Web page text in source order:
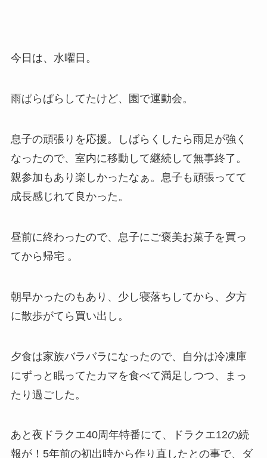
今日は、水曜日。
雨ぱらぱらしてたけど、園で運動会。
息子の頑張りを応援。しばらくしたら雨足が強く
なったので、室内に移動して継続して無事終了。
親参加もあり楽しかったなぁ。息子も頑張ってて
成長感じれて良かった。
昼前に終わったので、息子にご褒美お菓子を買っ
てから帰宅 。
朝早かったのもあり、少し寝落ちしてから、夕方
に散歩がてら買い出し。
夕食は家族バラバラになったので、自分は冷凍庫
にずっと眠ってたカマを食べて満足しつつ、まっ
たり過ごした。
あと夜ドラクエ40周年特番にて、ドラクエ12の続
報が！5年前の初出時から作り直したとの事で、ダ